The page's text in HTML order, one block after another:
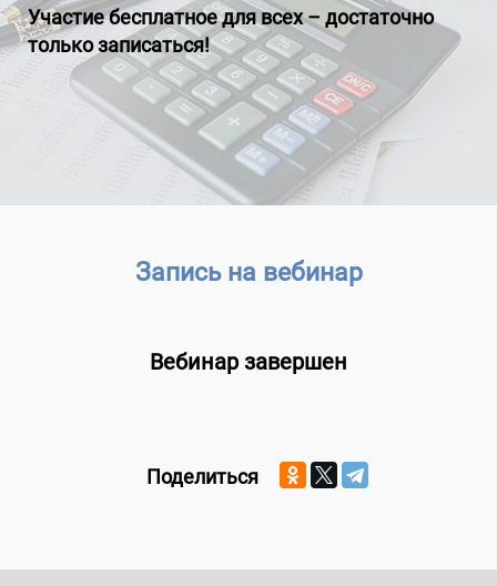
Участие бесплатное для всех – достаточно
только записаться!
Запись на вебинар
Вебинар завершен
Поделиться